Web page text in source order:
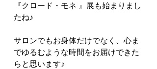
『クロード・モネ 』展も始まりまし
たね♪
サロンでもお身体だけでなく、心ま
でゆるむような時間をお届けできた
らと思います♪